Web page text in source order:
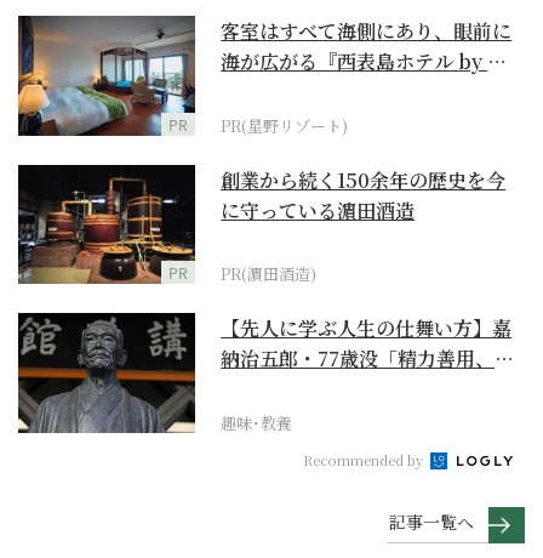
PR
客室はすべて海側にあり、眼前に
海が広がる『西表島ホテル by 星
PR(星野リゾート)
PR
創業から続く150余年の歴史を今
に守っている濵田酒造
PR(濵田酒造)
【先人に学ぶ人生の仕舞い方】嘉
納治五郎・77歳没「精力善用、自
趣味･教養
Recommended by
記事一覧へ